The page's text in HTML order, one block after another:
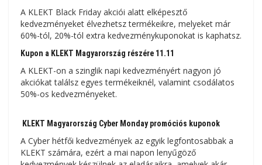
A KLEKT Black Friday akciói alatt elképesztő
kedvezményeket élvezhetsz termékeikre, melyeket már
60%-tól, 20%-tól extra kedvezménykuponokat is kaphatsz.
Kupon a KLEKT Magyarország részére 11.11
A KLEKT-on a szinglik napi kedvezményért nagyon jó
akciókat találsz egyes termékeiknél, valamint csodálatos
50%-os kedvezményeket.
KLEKT Magyarország Cyber ​​​​Monday promóciós kuponok
A Cyber ​​​​hétfői kedvezmények az egyik legfontosabbak a
KLEKT számára, ezért a mai napon lenyűgöző